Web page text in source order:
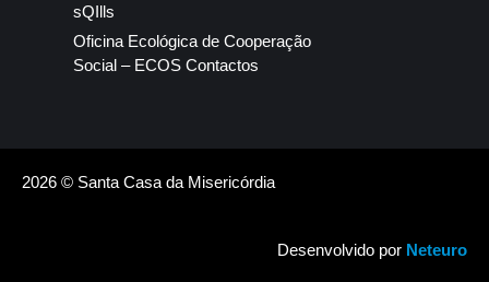
sQIlls
Oficina Ecológica de Cooperação
Social – ECOS Contactos
2026 © Santa Casa da Misericórdia
Desenvolvido por Neteuro